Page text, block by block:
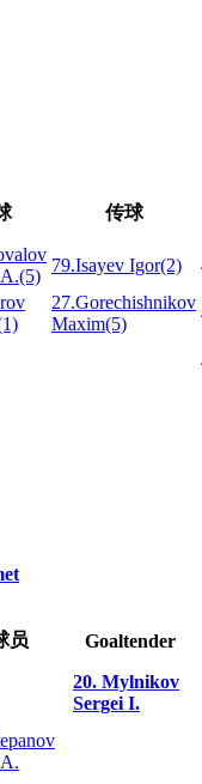
传球
79.Isayev Igor(2)
27.Gorechishnikov
Maxim(5)
员 Goaltender
20. Mylnikov
Sergei I.